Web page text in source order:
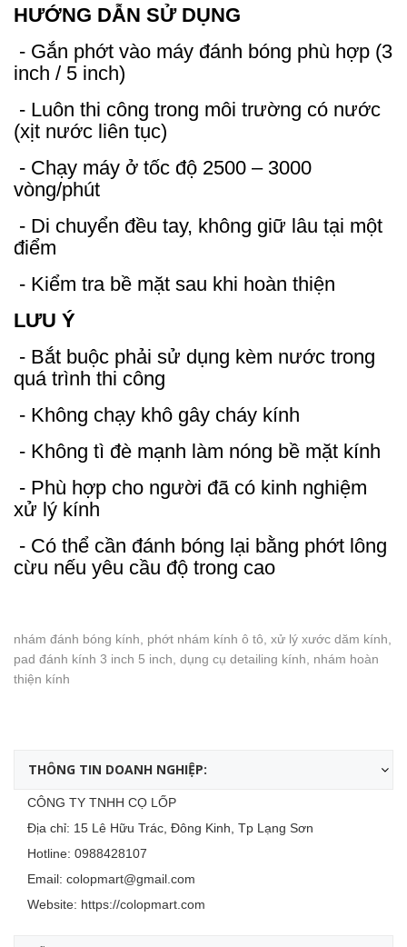
HƯỚNG DẪN SỬ DỤNG
- Gắn phớt vào máy đánh bóng phù hợp (3
inch / 5 inch)
- Luôn thi công trong môi trường có nước
(xịt nước liên tục)
- Chạy máy ở tốc độ 2500 – 3000
vòng/phút
- Di chuyển đều tay, không giữ lâu tại một
điểm
- Kiểm tra bề mặt sau khi hoàn thiện
LƯU Ý
- Bắt buộc phải sử dụng kèm nước trong
quá trình thi công
- Không chạy khô gây cháy kính
- Không tì đè mạnh làm nóng bề mặt kính
- Phù hợp cho người đã có kinh nghiệm
xử lý kính
- Có thể cần đánh bóng lại bằng phớt lông
cừu nếu yêu cầu độ trong cao
nhám đánh bóng kính, phớt nhám kính ô tô, xử lý xước dăm kính,
pad đánh kính 3 inch 5 inch, dụng cụ detailing kính, nhám hoàn
thiện kính
THÔNG TIN DOANH NGHIỆP:
CÔNG TY TNHH CỌ LỐP
Địa chỉ: 15 Lê Hữu Trác, Đông Kinh, Tp Lạng Sơn
Hotline: 0988428107
Email: colopmart@gmail.com
Website: https://colopmart.com